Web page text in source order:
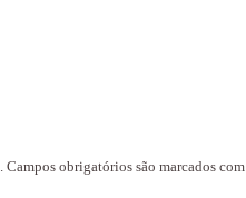
Campos obrigatórios são marcados com